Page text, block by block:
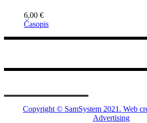
6,00 €
Časopis
Copyright © SamSystem 2021. Web
Advertising